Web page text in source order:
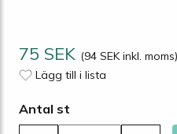
75 SEK (94 SEK inkl. moms)
Lägg till i lista
Antal st